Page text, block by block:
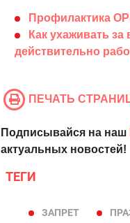
Профилактика
Как ухаживать
действительно
ПЕЧАТЬ
Подписывайся на наш
актуальных новостей!
ТЕГИ
ЗАПРЕТ